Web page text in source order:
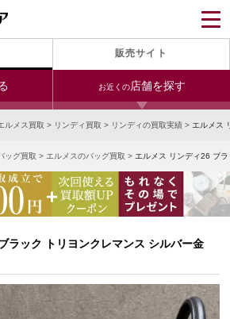
販売サイト
お近くの店舗を探す
24時間受付（対応時間10:00～19:00）
宅配買取を申し込む
無料の宅配キットをお届けします
今すぐ電話査定
受付時間 10:00～19:00
青山表参道店 新宿東口店
LAB東京 名古屋大須店
ルメス買取 > リンディ買取 > リンディの買取実績 > エルメス
ッグ買取 > エルメスのバッグ買取 > エルメス リンディ26 ブ
ラック トリヨンクレマンス シルバー金